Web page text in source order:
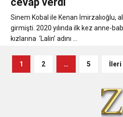
Sinem Kobal ile Kenan İmirzalıoğlu,
girmişti. 2020 yılında ilk kez anne-
kızlarına ‘Lalin’ adını ...
1 2 … 5 İleri